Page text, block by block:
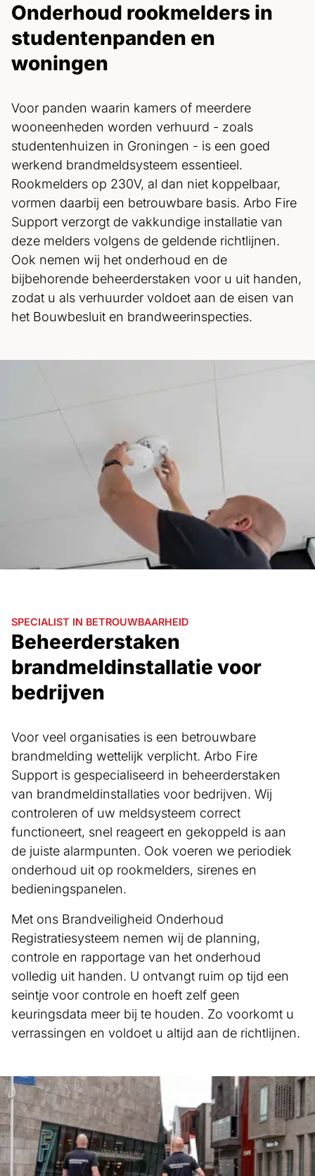
Onderhoud rookmelders in
studentenpanden en
woningen
Voor panden waarin kamers of meerdere
wooneenheden worden verhuurd - zoals
studentenhuizen in Groningen - is een goed
werkend brandmeldsysteem essentieel.
Rookmelders op 230V, al dan niet koppelbaar,
vormen daarbij een betrouwbare basis. Arbo Fire
Support verzorgt de vakkundige installatie van
deze melders volgens de geldende richtlijnen.
Ook nemen wij het onderhoud en de
bijbehorende beheerderstaken voor u uit handen,
zodat u als verhuurder voldoet aan de eisen van
het Bouwbesluit en brandweerinspecties.
SPECIALIST IN BETROUWBAARHEID
Beheerderstaken
brandmeldinstallatie voor
bedrijven
Voor veel organisaties is een betrouwbare
brandmelding wettelijk verplicht. Arbo Fire
Support is gespecialiseerd in beheerderstaken
van brandmeldinstallaties voor bedrijven. Wij
controleren of uw meldsysteem correct
functioneert, snel reageert en gekoppeld is aan
de juiste alarmpunten. Ook voeren we periodiek
onderhoud uit op rookmelders, sirenes en
bedieningspanelen.
Met ons Brandveiligheid Onderhoud
Registratiesysteem nemen wij de planning,
controle en rapportage van het onderhoud
volledig uit handen. U ontvangt ruim op tijd een
seintje voor controle en hoeft zelf geen
keuringsdata meer bij te houden. Zo voorkomt u
verrassingen en voldoet u altijd aan de richtlijnen.